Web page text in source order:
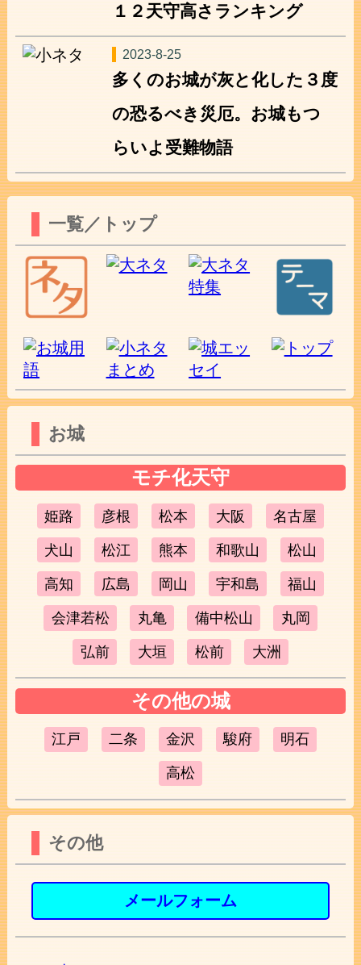
１２天守高さランキング
2023-8-25
多くのお城が灰と化した３度
の恐るべき災厄。お城もつ
らいよ受難物語
一覧／トップ
お城
モチ化天守
姫路 彦根 松本 大阪 名古屋
犬山 松江 熊本 和歌山 松山
高知 広島 岡山 宇和島 福山
会津若松 丸亀 備中松山 丸岡
弘前 大垣 松前 大洲
その他の城
江戸 二条 金沢 駿府 明石
高松
その他
メールフォーム